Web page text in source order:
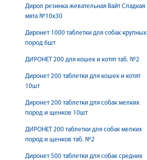
Дирол резинка жевательная Вайт Сладкая
мята №10х30
Диронет 1000 таблетки для собак крупных
пород 6шт
ДИРОНЕТ 200 для кошек и котят таб. №2
Диронет 200 таблетки для кошек и котят
10шт
Диронет 200 таблетки для собак мелких
пород и щенков 10шт
ДИРОНЕТ 200 таблетки для собак мелких
пород и щенков таб. №2
Диронет 500 таблетки для собак средних